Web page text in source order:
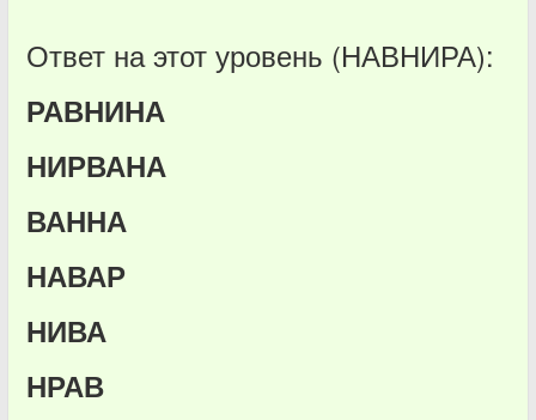
Ответ на этот уровень (НАВНИРА):
РАВНИНА
НИРВАНА
ВАННА
НАВАР
НИВА
НРАВ